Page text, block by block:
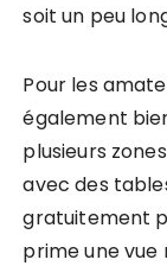
soit un peu
Pour les
également
plusieurs
avec des
gratuitement
prime une vue